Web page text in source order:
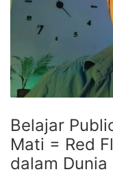
Belajar
Mati = Red
dalam Dunia